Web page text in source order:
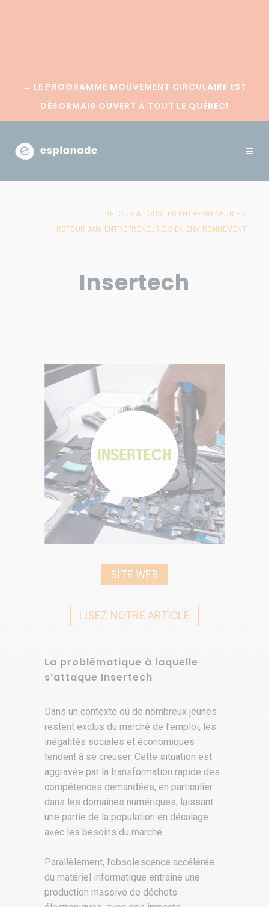
→ LE PROGRAMME MOUVEMENT CIRCULAIRE EST
DÉSORMAIS OUVERT À TOUT LE QUÉBEC!
RETOUR À TOUS LES ENTREPRENEUR.E.S
RETOUR AUX ENTREPRENEUR.E.S EN ENVIRONNEMENT
Insertech
SITE WEB
LISEZ NOTRE ARTICLE
La problématique à laquelle
s’attaque Insertech
Dans un contexte où de nombreux jeunes
restent exclus du marché de l’emploi, les
inégalités sociales et économiques
tendent à se creuser. Cette situation est
aggravée par la transformation rapide des
compétences demandées, en particulier
dans les domaines numériques, laissant
une partie de la population en décalage
avec les besoins du marché.
Parallèlement, l’obsolescence accélérée
du matériel informatique entraîne une
production massive de déchets